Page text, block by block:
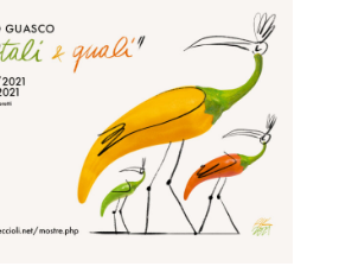
n
t
i
R
i
n
o
c
o